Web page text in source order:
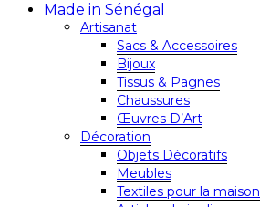
Made in Sénégal
Artisanat
Sacs & Accessoires
Bijoux
Tissus & Pagnes
Chaussures
Œuvres D’Art
Décoration
Objets Décoratifs
Meubles
Textiles pour la maison